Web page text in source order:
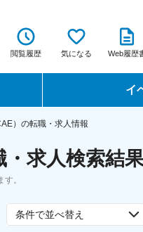
閲覧履歴 気になる Web履歴
イ
転職イベント・転
転職フェア
）の転職・求人情報
求人検索結
。
条件で並べ替え